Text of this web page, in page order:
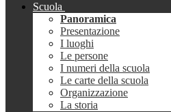
Scuola
Panoramica
Presentazione
I luoghi
Le persone
I numeri della scuola
Le carte della scuola
Organizzazione
La storia